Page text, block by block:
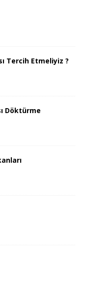
Tercih Etmeliyiz ?
Döktürme